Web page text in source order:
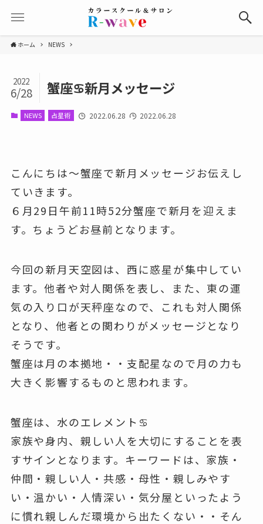
ホーム NEWS
蟹座♋新月メッセージ
2022
6/28
NEWS 占星術 2022.06.28 2022.06.28
こんにちは～蟹座で新月メッセージお伝えし
ていきます。
６月29日午前11時52分蟹座で新月を迎えま
す。ちょうどお昼前となります。
今回の新月天空図は、西に惑星が集中してい
ます。他者や対人関係を表し、また、東の運
気の入り口が天秤座なので、これも対人関係
となり、他者との関わりがメッセージとなり
そうです。
蟹座は月の本拠地・・支配星なので月の力も
大きく影響するものと思われます。
蟹座は、水のエレメント♋
家族や身内、親しい人を大切にすることを表
すサインとなります。キーワードは、家族・
仲間・親しい人・共感・母性・親しみやす
い・温かい・人情深い・気分屋といったよう
に慣れ親しんだ環境から出たくない・・そん